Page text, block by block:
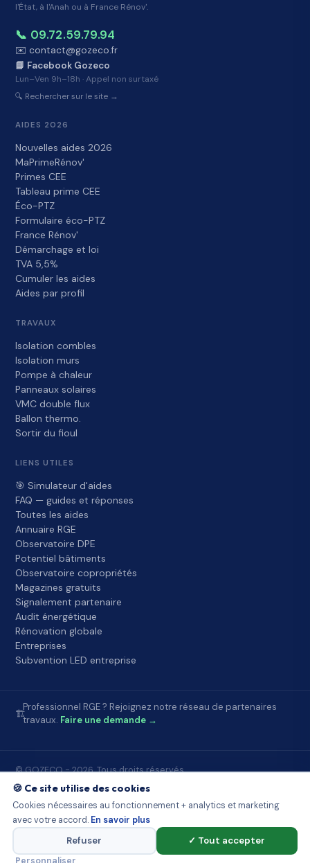
l'État, à l'Anah ou à France Rénov'.
📞 09.72.59.79.94
✉️ contact@gozeco.fr
📘 Facebook Gozeco
Lun–Ven 9h–18h · Appel non surtaxé
🔍 Rechercher sur le site →
AIDES 2026
Nouvelles aides 2026
MaPrimeRénov'
Primes CEE
Tableau prime CEE
Éco-PTZ
Formulaire éco-PTZ
France Rénov'
Démarchage et loi
TVA 5,5%
Cumuler les aides
Aides par profil
TRAVAUX
Isolation combles
Isolation murs
Pompe à chaleur
Panneaux solaires
VMC double flux
Ballon thermo.
Sortir du fioul
LIENS UTILES
🎯 Simulateur d'aides
FAQ — guides et réponses
Toutes les aides
Annuaire RGE
Observatoire DPE
Potentiel bâtiments
Observatoire copropriétés
Magazines gratuits
Signalement partenaire
Audit énergétique
Rénovation globale
Entreprises
Subvention LED entreprise
🏗️
Professionnel RGE ? Rejoignez notre réseau de partenaires
travaux. Faire une demande →
© GOZECO - 2026. Tous droits réservés.
Accueil FAQ À propos ContactMentions légales
Conditions d'utilisation Confidentialité
Sources publiquesDémarchage et loiObservatoire DPE
Potentiel bâtimentsObservatoire copropriétés
Conception et optimisation parWOXUP
🍪 Ce site utilise des cookies
Cookies nécessaires au fonctionnement + analytics et marketing
avec votre accord. En savoir plus
Refuser
✓ Tout accepter